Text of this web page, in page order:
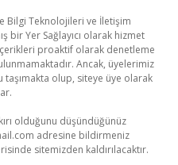
Bilgi Teknolojileri ve İletişim
bir Yer Sağlayıcı olarak hizmet
proaktif olarak denetleme
Ancak, üyelerimiz
taşımakta olup, siteye üye olarak
olduğunu düşündüğünüz
adresine bildirmeniz
sitemizden kaldırılacaktır.